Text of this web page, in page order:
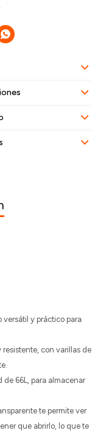

versátil y práctico para
con varillas de
66L, para almacenar
te permite ver
que abrirlo, lo que te